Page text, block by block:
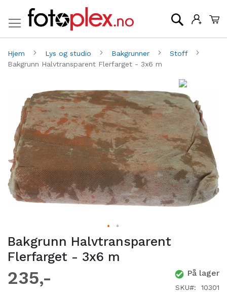
Søk
Hjem Lys og studio Bakgrunner
Stoff
Bakgrunn Halvtransparent Flerfarget - 3x6 m
Bakgrunn Halvtransparent
Flerfarget - 3x6 m
235 På lager
SKU 10301
slutten
bildegalleri